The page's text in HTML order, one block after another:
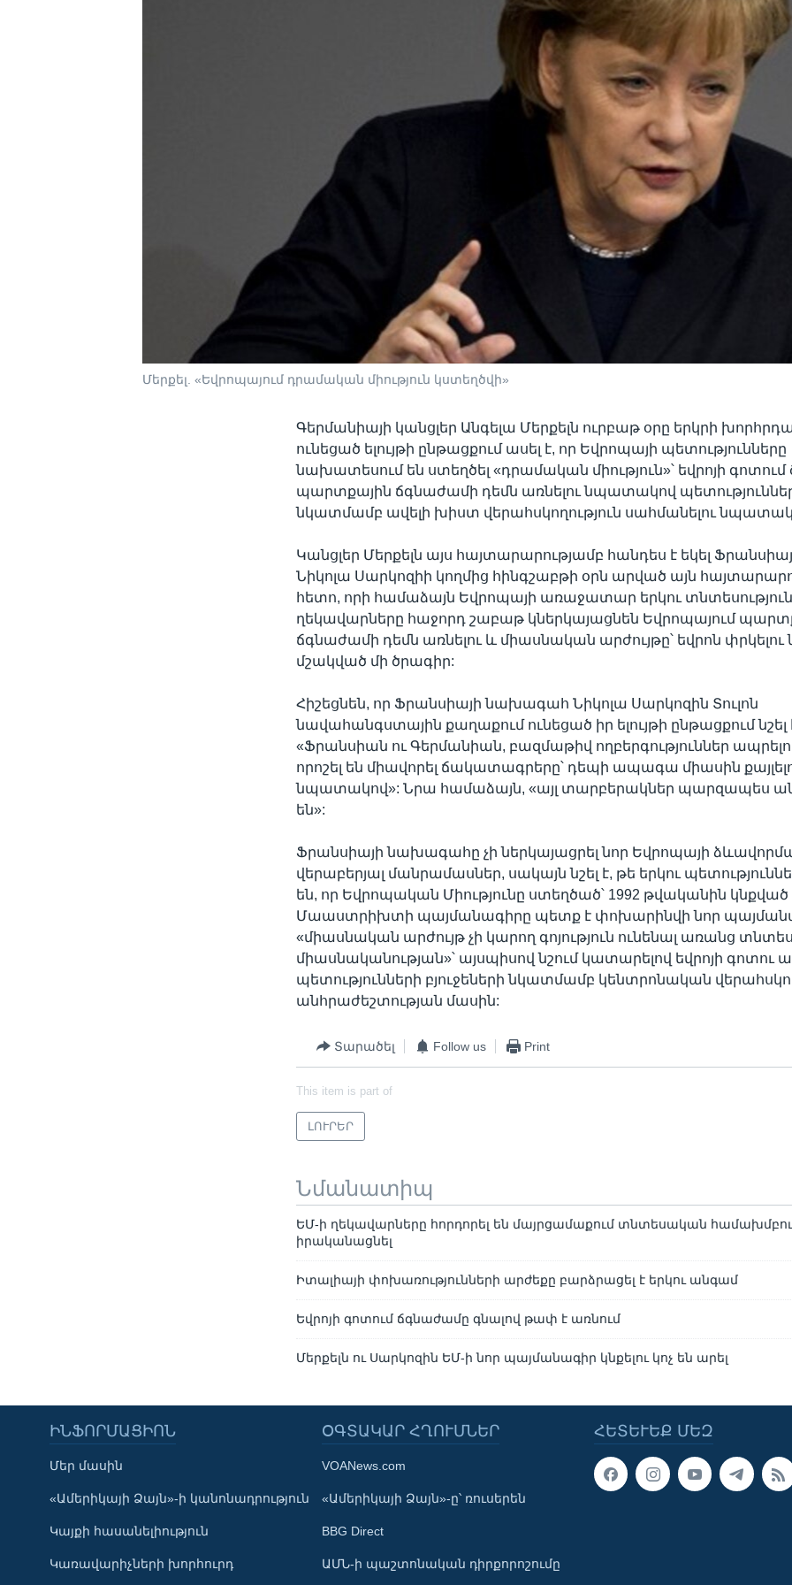
Learning English
ՀԵՏԵՒԵՔ ՄԵԶ
Մերքել. «Եվրոպայում դրամական միություն կստեղծվի»
Գերմանիայի կանցլեր Անգելա Մերքելն ուրբաթ օրը երկրի
ունեցած ելույթի ընթացքում ասել է, որ Եվրոպայի պետությունները
նախատեսում են ստեղծել «դրամական միություն»՝ եվրոյի
պարտքային ճգնաժամի դեմն առնելու նպատակով
նկատմամբ ավելի խիստ վերահսկողություն սահմանելու
Կանցլեր Մերքելն այս հայտարարությամբ հանդես է եկել
Նիկոլա Սարկոզիի կողմից հինգշաբթի օրն արված այն
հետո, որի համաձայն Եվրոպայի առաջատար երկու
ղեկավարները հաջորդ շաբաթ կներկայացնեն Եվրոպայում
ճգնաժամի դեմն առնելու և միասնական արժույթը՝ եվրոն
մշակված մի ծրագիր:
Հիշեցնեն, որ Ֆրանսիայի նախագահ Նիկոլա Սարկոզին Տուլոն
նավահանգստային քաղաքում ունեցած իր ելույթի ընթացքում նշել
«Ֆրանսիան ու Գերմանիան, բազմաթիվ ողբերգություններ
որոշել են միավորել ճակատագրերը՝ դեպի ապագա միասին
նպատակով»: Նրա համաձայն, «այլ տարբերակներ պարզապես
են»:
Ֆրանսիայի նախագահը չի ներկայացրել նոր Եվրոպայի
վերաբերյալ մանրամասներ, սակայն նշել է, թե երկու
են, որ Եվրոպական Միությունը ստեղծած՝ 1992 թվականին կնքված
Մաաստրիխտի պայմանագիրը պետք է փոխարինվի նոր
«միասնական արժույթ չի կարող գոյություն ունենալ առանց
միասնականության»՝ այսպիսով նշում կատարելով եվրոյի գոտու
պետությունների բյուջեների նկատմամբ կենտրոնական
անհրաժեշտության մասին:
Տարածել Follow us Print
This item is part of
ԼՈՒՐԵՐ
Նմանատիպ
ԵՄ-ի ղեկավարները հորդորել են մայրցամաքում տնտեսական
իրականացնել
Իտալիայի փոխառությունների արժեքը բարձրացել է երկու անգամ
Եվրոյի գոտում ճգնաժամը գնալով թափ է առնում
Մերքելն ու Սարկոզին ԵՄ-ի նոր պայմանագիր կնքելու կոչ են արել
ՀԵՏԵՒԵՔ ՄԵԶ
ԻՆՖՈՐՄԱՑԻՈՆ
Մեր մասին
«Ամերիկայի Ձայն»-ի կանոնադրություն
Կայքի հասանելիություն
Կառավարիչների խորհուրդ
ՕԳՏԱԿԱՐ ՀՂՈՒՄՆԵՐ
VOANews.com
«Ամերիկայի Ձայն»-ը՝ ռուսերեն
BBG Direct
ԱՄՆ-ի պաշտոնական դիրքորոշումը